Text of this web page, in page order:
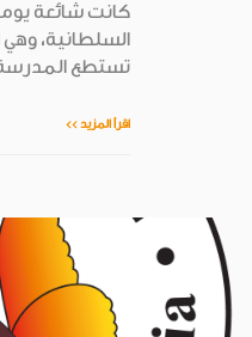
كانت شائعة
السلطانية،
تستطع
اقرأ المزيد >>